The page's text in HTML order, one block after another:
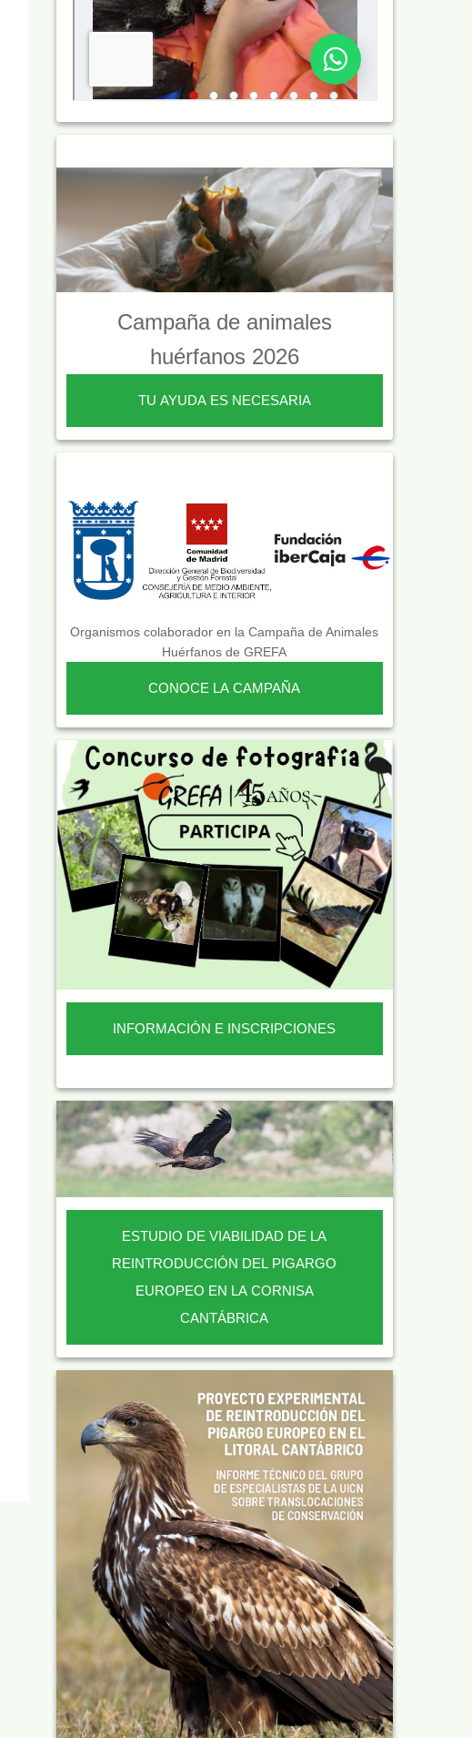
Campaña de animales
huérfanos 2026
TU AYUDA ES NECESARIA
Organismos colaborador en la Campaña de Animales
Huérfanos de GREFA
CONOCE LA CAMPAÑA
INFORMACIÓN E INSCRIPCIONES
ESTUDIO DE VIABILIDAD DE LA
REINTRODUCCIÓN DEL PIGARGO
EUROPEO EN LA CORNISA
CANTÁBRICA